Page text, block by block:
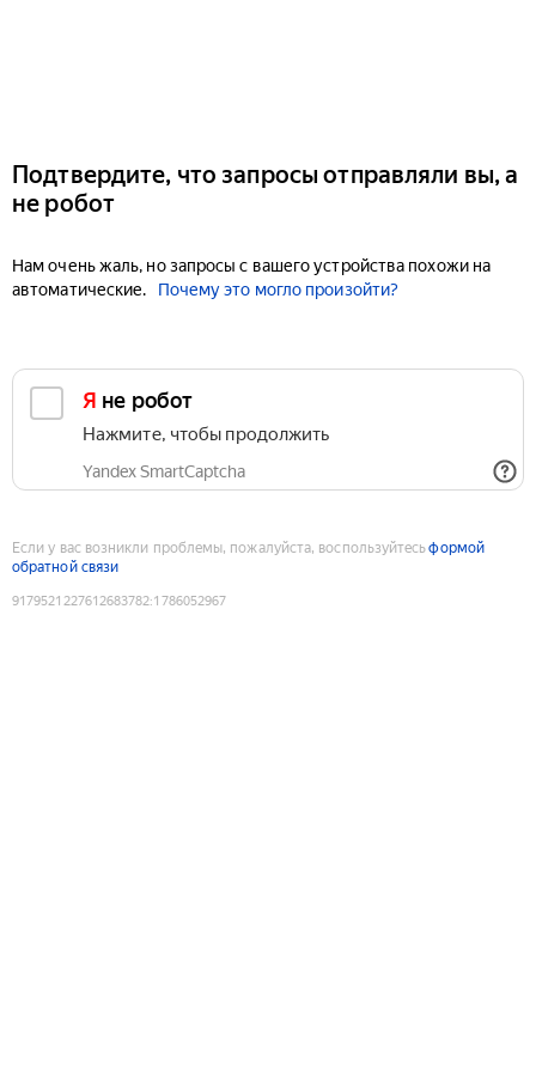
Подтвердите, что запросы отправляли вы, а
не робот
Нам очень жаль, но запросы с вашего устройства похожи на
автоматические.
Почему это могло произойти?
Я не робот
Нажмите, чтобы продолжить
Yandex SmartCaptcha
Если у вас возникли проблемы, пожалуйста, воспользуйтесьформой
обратной связи
9179521227612683782:1786052967